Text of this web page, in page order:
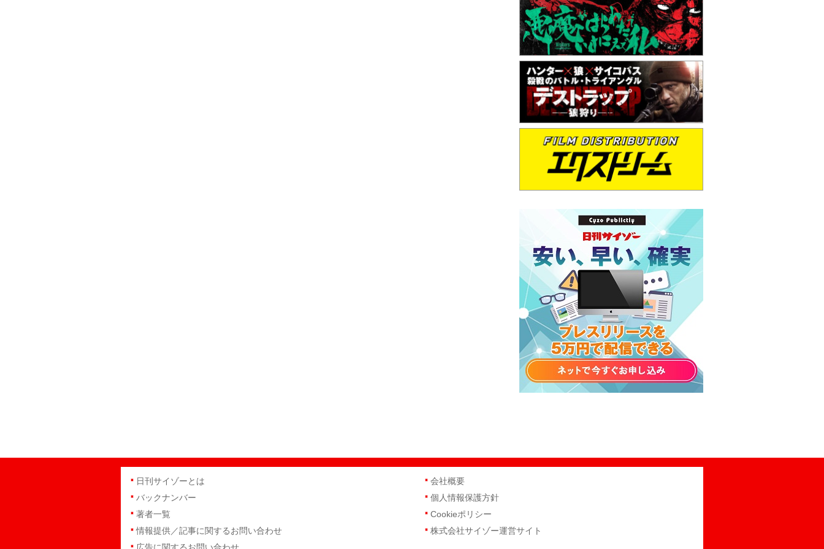
日刊サイゾーとは
バックナンバー
著者一覧
情報提供／記事に関するお問い合わせ
会社概要
個人情報保護方針
Cookieポリシー
株式会社サイゾー運営サイト